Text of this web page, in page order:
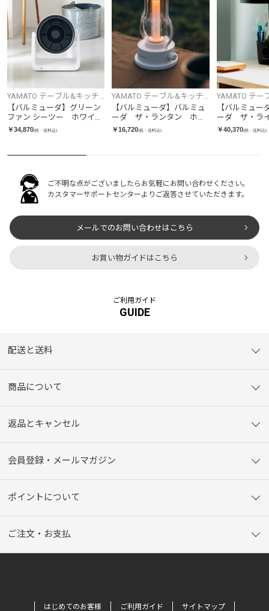
YAMATO テーブル&キッチ
ン
【バルミューダ】グリーン
ファン シーツー ホワイ
ト A02A-WK
￥34,870(税・送料込)
YAMATO テーブル&キッチ
ン
【バルミューダ】バルミュ
ーダ ザ・ランタン ホワ
イト L02A-WH
￥16,720(税・送料込)
YAMATO テー
ン
【バルミュー
ーダ ザ・ラ
ク L03A-BK
￥40,370(税・送料込)
ご不明な点がございましたらお気軽にお問い合わせください。
カスタマーサポートセンターよりご返答させていただきます。
メールでのお問い合わせはこちら
お買い物ガイドはこちら
ご利用ガイド
GUIDE
配送と送料
商品について
返品とキャンセル
会員登録・メールマガジン
ポイントについて
ご注文・お支払
はじめてのお客様 ご利用ガイド サイトマップ